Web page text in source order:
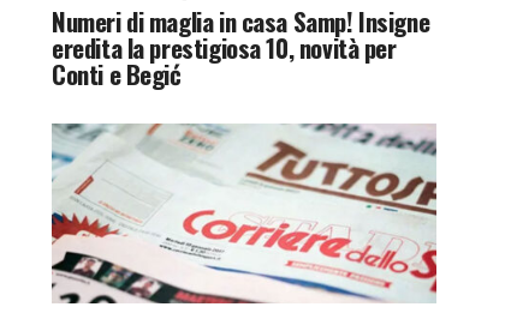
Numeri di maglia in casa Samp! Insigne
eredita la prestigiosa 10, novità per
Conti e Begić